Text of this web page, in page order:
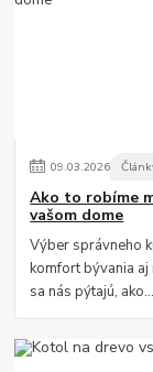
09.03.2026
Ako to robíme
vašom dome
Výber správneho
komfort bývania aj
sa nás pýtajú,